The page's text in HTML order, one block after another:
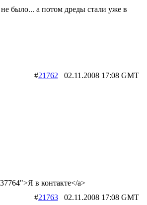
было... а потом дреды стали уже в
#21762 02.11.2008 17:08 GMT
в контакте</a>
#2176302.11.2008 17:08 GMT